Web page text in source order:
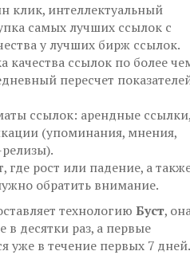
клик, интеллектуальный
самых лучших ссылок с
у лучших бирж ссылок.
качества ссылок по более
пересчет
ссылок: арендные
(упоминания, мнения,
где рост или падение, а
обратить внимание.
технологию Буст,
в десятки раз, а первые
уже в течение первых 7 дней.